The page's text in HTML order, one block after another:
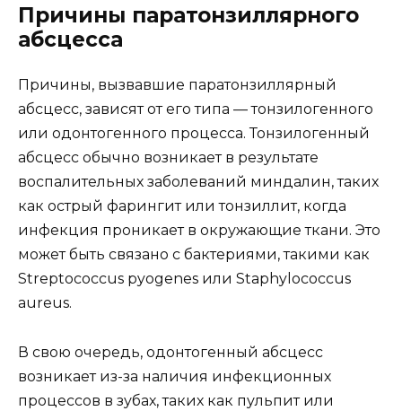
Причины паратонзиллярного
абсцесса
Причины, вызвавшие паратонзиллярный
абсцесс, зависят от его типа — тонзилогенного
или одонтогенного процесса. Тонзилогенный
абсцесс обычно возникает в результате
воспалительных заболеваний миндалин, таких
как острый фарингит или тонзиллит, когда
инфекция проникает в окружающие ткани. Это
может быть связано с бактериями, такими как
Streptococcus pyogenes или Staphylococcus
aureus.
В свою очередь, одонтогенный абсцесс
возникает из-за наличия инфекционных
процессов в зубах, таких как пульпит или